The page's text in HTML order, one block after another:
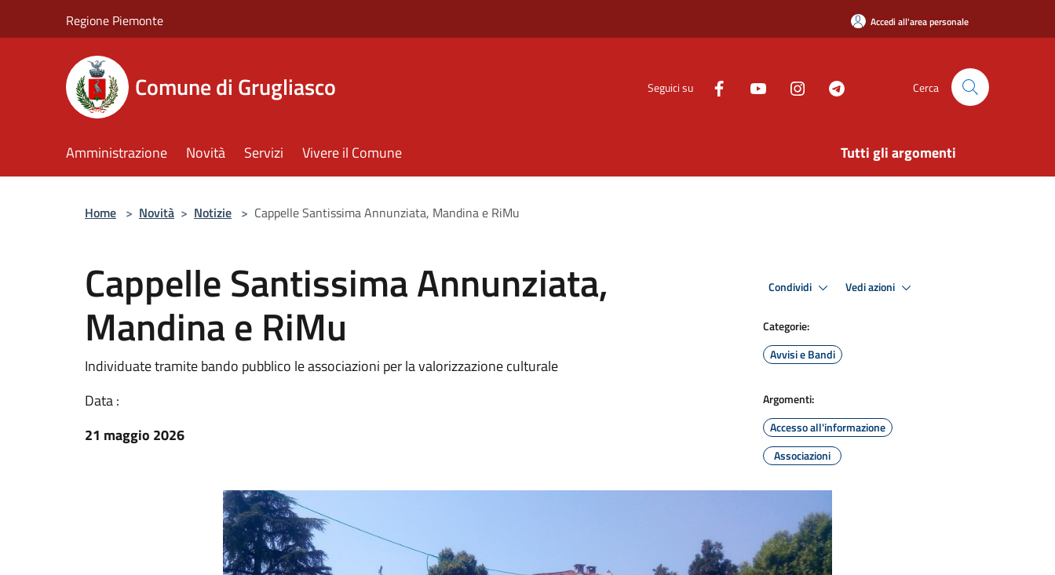
Regione Piemonte Accedi all'area personale
Comune di Grugliasco Seguici su Cerca
Amministrazione Novità Servizi Vivere il Comune Tutti gli argomenti
Home > Novità > Notizie > Cappelle Santissima Annunziata, Mandina e RiMu
Cappelle Santissima Annunziata,
Mandina e RiMu
Individuate tramite bando pubblico le associazioni per la valorizzazione culturale
Data :
21 maggio 2026
Condividi Vedi azioni
Categorie:
Avvisi e Bandi
Argomenti:
Accesso all'informazione
Associazioni